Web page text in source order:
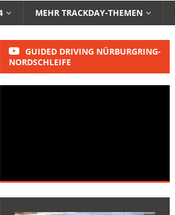
MEHR TRACKDAY-THEMEN
GUIDED DRIVING NÜRBURGRING-
NORDSCHLEIFE